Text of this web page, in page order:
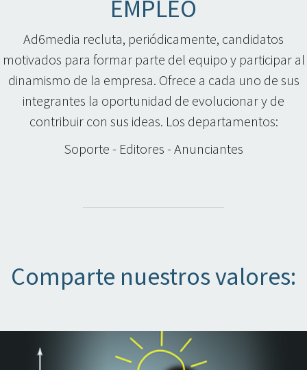
EMPLEO
Ad6media recluta, periódicamente, candidatos
motivados para formar parte del equipo y participar al
dinamismo de la empresa. Ofrece a cada uno de sus
integrantes la oportunidad de evolucionar y de
contribuir con sus ideas. Los departamentos:
Soporte - Editores - Anunciantes
Comparte nuestros valores: